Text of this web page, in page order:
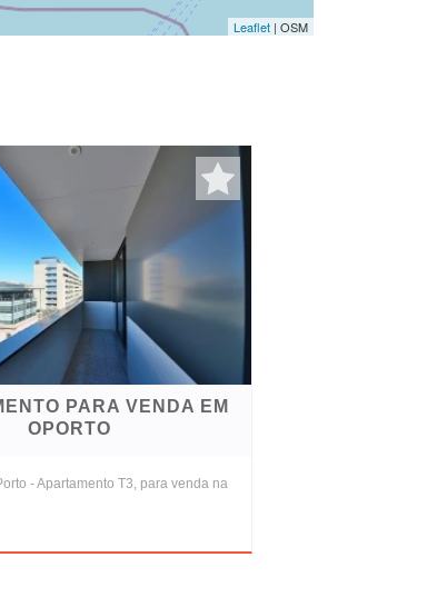
Leaflet | OSM
PARA VENDA EM
OPORTO
- Apartamento T3, para venda na